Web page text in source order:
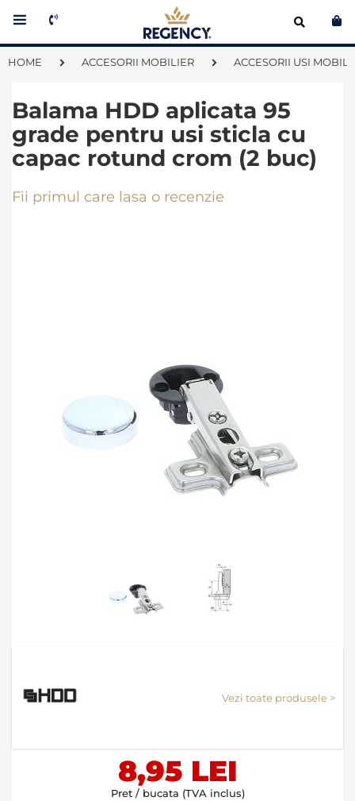
HOME ACCESORII MOBILIER ACCESORII USI
beginning
images
Vezi toate produsele >
Balama HDD aplicata 95
grade pentru usi sticla cu
capac rotund crom (2 buc)
Fii primul care lasa o recenzie
8,95 LEI
Pret / bucata (TVA inclus)